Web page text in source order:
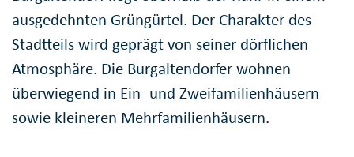
ausgedehnten Grüngürtel. Der Charakter des
Stadtteils wird geprägt von seiner dörflichen
Atmosphäre. Die Burgaltendorfer wohnen
überwiegend in Ein- und Zweifamilienhäusern
sowie kleineren Mehrfamilienhäusern.